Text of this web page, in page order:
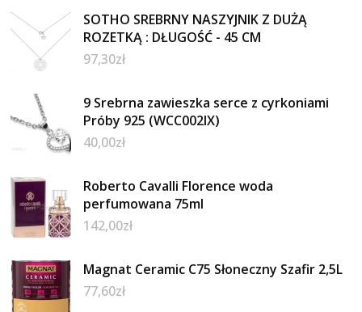
SOTHO SREBRNY NASZYJNIK Z DUŻĄ
ROZETKĄ : DŁUGOŚĆ - 45 CM
97,30zł
9 Srebrna zawieszka serce z cyrkoniami
Próby 925 (WCC002IX)
40,00zł
Roberto Cavalli Florence woda
perfumowana 75ml
142,00zł
Magnat Ceramic C75 Słoneczny Szafir 2,5L
77,60zł